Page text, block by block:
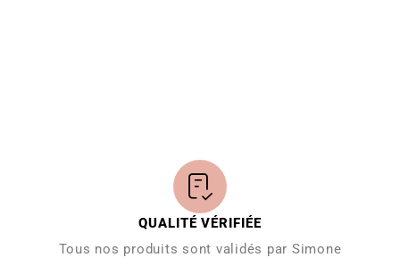
QUALITÉ VÉRIFIÉE
Tous nos produits sont validés par Simone